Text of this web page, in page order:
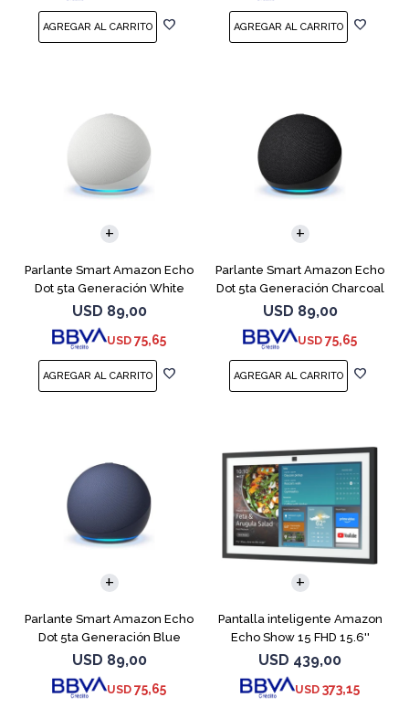
Parlante Smart Amazon Echo
Dot 5ta Generación White
USD 89,00
USD 75,65
Parlante Smart Amazon Echo
Dot 5ta Generación Charcoal
USD 89,00
USD 75,65
Parlante Smart Amazon Echo
Dot 5ta Generación Blue
USD 89,00
USD 75,65
Pantalla inteligente Amazon
Echo Show 15 FHD 15.6''
Black
USD 439,00
USD 373,15